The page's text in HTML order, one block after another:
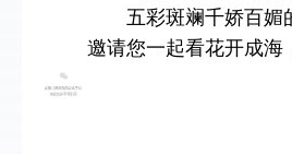
五彩斑斓千娇百媚
邀请您一起看花开成海